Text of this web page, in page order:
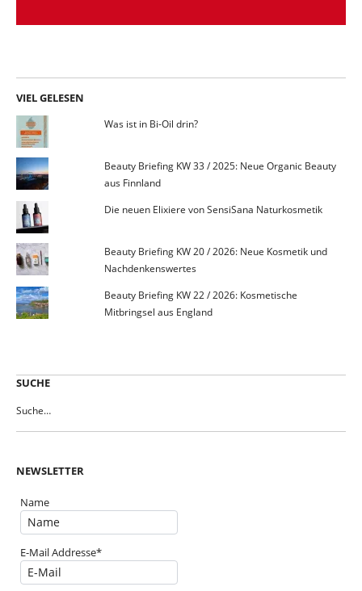
VIEL GELESEN
Was ist in Bi-Oil drin?
Beauty Briefing KW 33 / 2025: Neue Organic Beauty
aus Finnland
Die neuen Elixiere von SensiSana Naturkosmetik
Beauty Briefing KW 20 / 2026: Neue Kosmetik und
Nachdenkenswertes
Beauty Briefing KW 22 / 2026: Kosmetische
Mitbringsel aus England
SUCHE
NEWSLETTER
Name
E-Mail Addresse*